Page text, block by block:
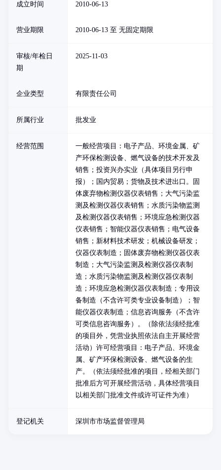
成立时间 2010-06-13
营业期限 2010-06-13 至 无固定期限
审核/年检日
期
2025-11-03
企业类型 有限责任公司
所属行业 批发业
经营范围
一般经营项目：电子产品、环境金属、矿
产环保检测设备、燃气设备的技术开发及
销售；投资兴办实业（具体项目另行申
报）；国内贸易；货物及技术进出口。固
体废弃物检测仪器仪表销售；大气污染监
测及检测仪器仪表销售；水质污染物监测
及检测仪器仪表销售；环境应急检测仪器
仪表销售；智能仪器仪表销售；电气设备
销售；新材料技术研发；机械设备研发；
仪器仪表制造；固体废弃物检测仪器仪表
制造；大气污染监测及检测仪器仪表制
造；水质污染物监测及检测仪器仪表制
造；环境应急检测仪器仪表制造；专用设
备制造（不含许可类专业设备制造）；智
能仪器仪表制造；信息咨询服务（不含许
可类信息咨询服务）。（除依法须经批准
的项目外，凭营业执照依法自主开展经营
活动）许可经营项目：电子产品、环境金
属、矿产环保检测设备、燃气设备的生
产。（依法须经批准的项目，经相关部门
批准后方可开展经营活动，具体经营项目
以相关部门批准文件或许可证件为准）
登记机关 深圳市市场监督管理局